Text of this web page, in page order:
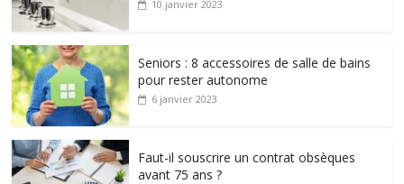
10 janvier 2023
Seniors : 8 accessoires de salle de bains
pour rester autonome
6 janvier 2023
Faut-il souscrire un contrat obsèques
avant 75 ans ?